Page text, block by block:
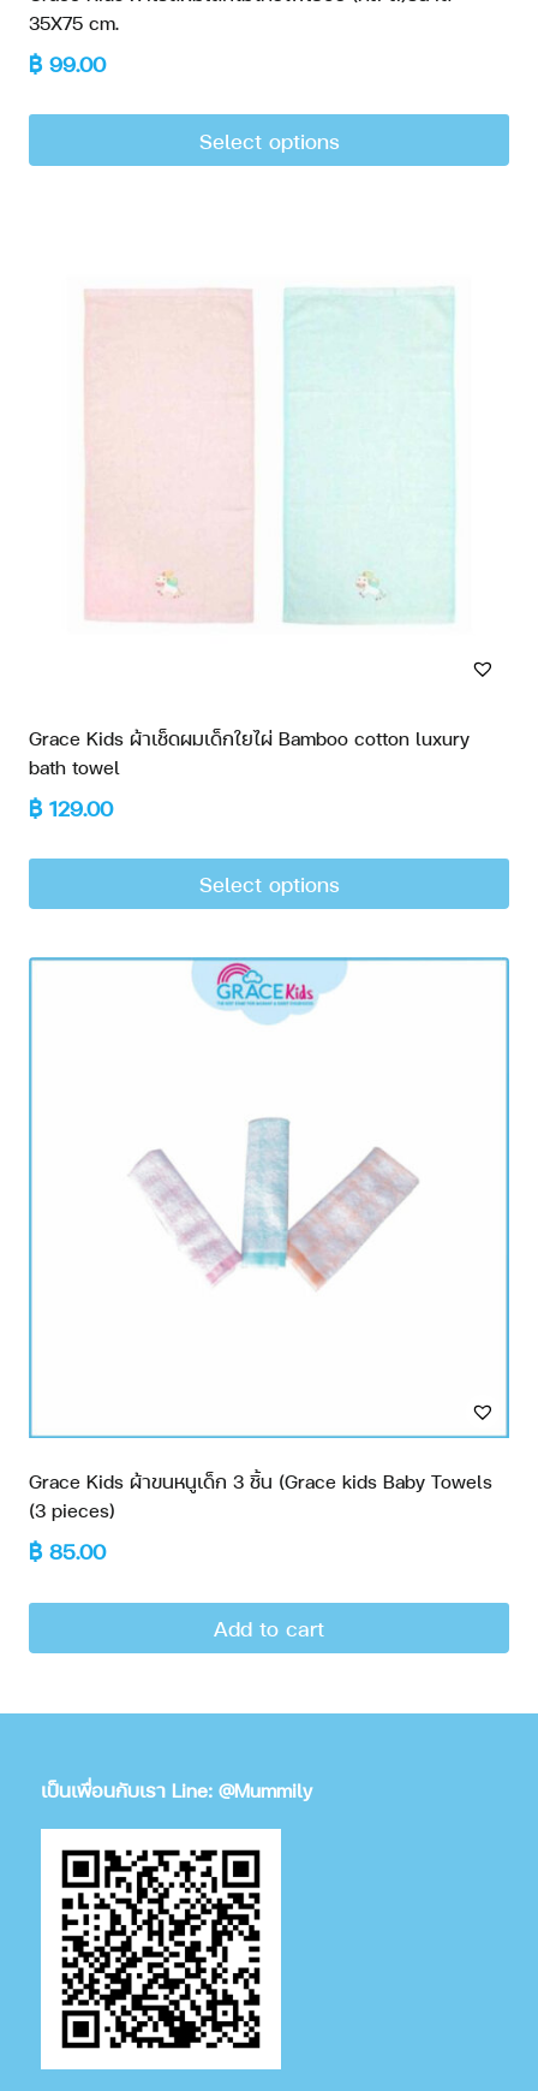
35X75 cm.
฿ 99.00
Select options
Grace Kids ผ้าเช็ดผมเด็กใยไผ่ Bamboo cotton luxury
bath towel
฿ 129.00
Select options
Grace Kids ผ้าขนหนูเด็ก 3 ชิ้น (Grace kids Baby Towels
(3 pieces)
฿ 85.00
Add to cart
เป็นเพื่อนกับเรา Line: @Mummily